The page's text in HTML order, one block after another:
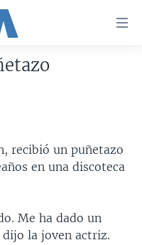
recibió un puñetazo
en una discoteca
Me ha dado un
la joven actriz.